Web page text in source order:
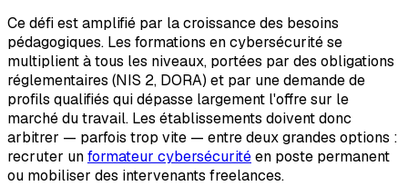
Ce défi est amplifié par la croissance des besoins
pédagogiques. Les formations en cybersécurité se
multiplient à tous les niveaux, portées par des obligations
réglementaires (NIS 2, DORA) et par une demande de
profils qualifiés qui dépasse largement l'offre sur le
marché du travail. Les établissements doivent donc
arbitrer — parfois trop vite — entre deux grandes options :
recruter unformateur cybersécuritéen poste permanent
ou mobiliser des intervenants freelances.